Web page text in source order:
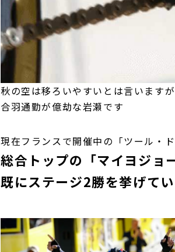
秋の空は移ろいやすいとは言います
合羽通勤が億劫な岩瀬です
現在フランスで開催中の「ツール・ド
総合トップの「マイヨジョ
既にステージ2勝を挙げて